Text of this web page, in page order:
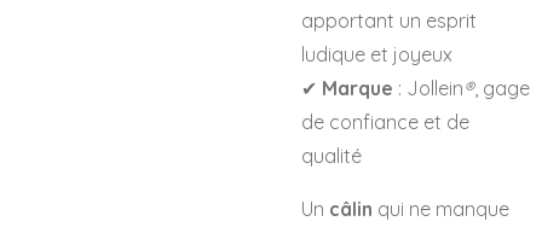
apportant un esprit
ludique et joyeux
✔ Marque : Jollein®, gage
de confiance et de
qualité
Un câlin qui ne manque